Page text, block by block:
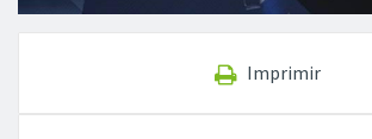
Imprimir